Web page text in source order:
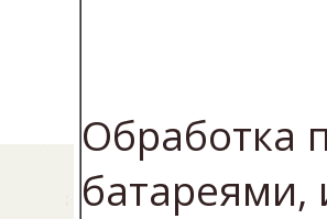
Обработка
батареями,